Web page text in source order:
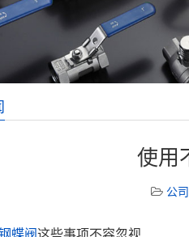
使用
公
蝶阀这些事项不容忽视